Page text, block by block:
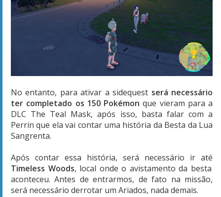
No entanto, para ativar a sidequest será necessário
ter completado os 150 Pokémonque vieram para a
DLC The Teal Mask, após isso, basta falar com a
Perrin que ela vai contar uma história da Besta da Lua
Sangrenta.
Após contar essa história, será necessário ir até
Timeless Woods, local onde o avistamento da besta
aconteceu. Antes de entrarmos, de fato na missão,
será necessário derrotar um Ariados, nada demais.